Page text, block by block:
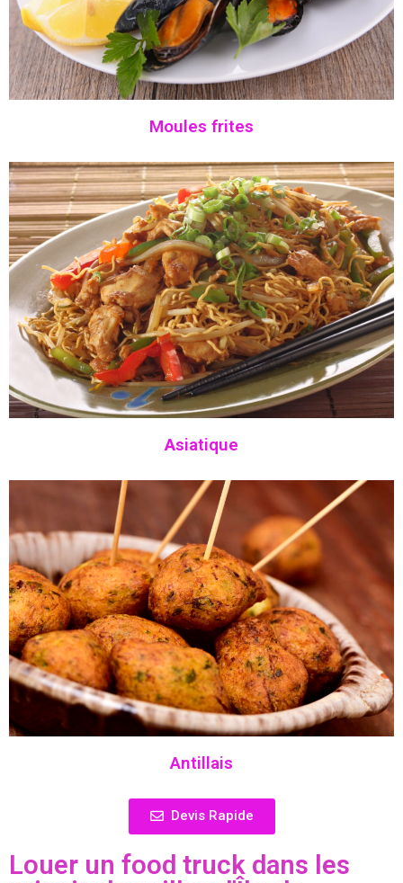
Moules frites
Asiatique
Antillais
Devis Rapide
Louer un food truck dans les